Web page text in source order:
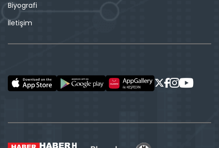
Biyografi
İletişim